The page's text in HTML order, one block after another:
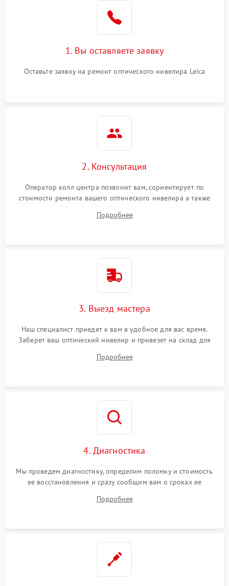
1. Вы оставляете заявку
Оставьте заявку на ремонт оптического нивелира Leica
2. Консультация
Оператор колл центра позвонит вам, сориентирует по
стоимости ремонта вашего оптического нивелира а также
Подробнее
3. Выезд мастера
Наш специалист приедет к вам в удобное для вас время.
Заберет ваш оптический нивелир и привезет на склад для
Подробнее
4. Диагностика
Мы проведем диагностику, определим поломку и стоимость
ее восстановления и сразу сообщим вам о сроках ее
Подробнее